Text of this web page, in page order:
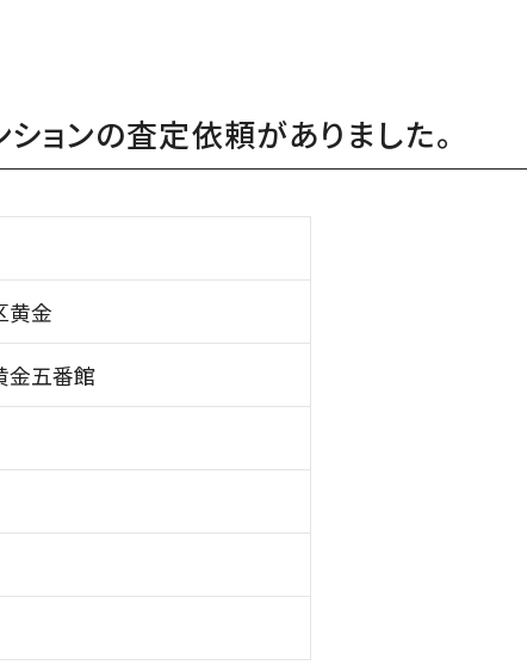
ンの査定依頼がありました。
黄金
金五番館